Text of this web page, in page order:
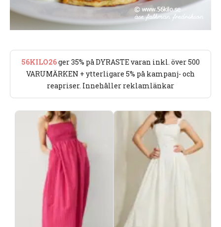
56KILO26ger 35% på DYRASTE varan inkl. över 500
VARUMÄRKEN + ytterligare 5% på kampanj- och
reapriser. Innehåller reklamlänkar